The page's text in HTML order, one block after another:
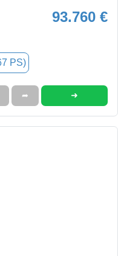
93.760 €
PS)
➦ ➜